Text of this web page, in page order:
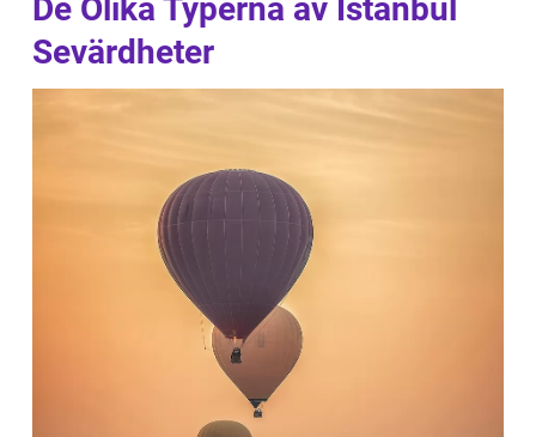
De Olika Typerna av Istanbul
Sevärdheter